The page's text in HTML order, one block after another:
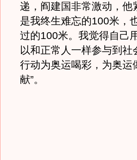
递，阎建国非常激动，他
是我终生难忘的100米，
过的100米。我觉得自己
以和正常人一样参与到
行动为奥运喝彩，为奥
献”。